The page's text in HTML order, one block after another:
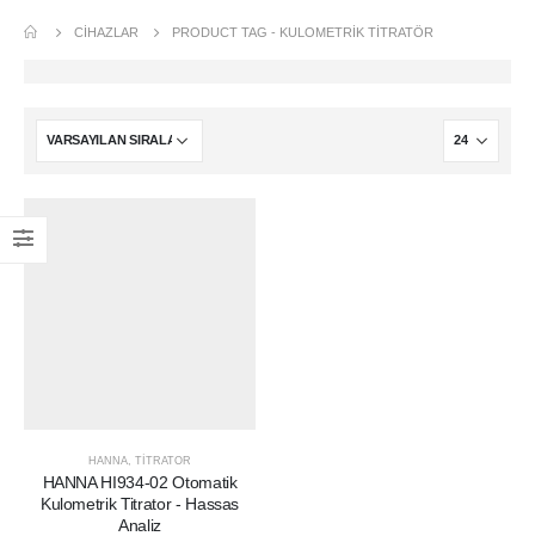
CIHAZLAR PRODUCT TAG - KULOMETRIK TITRATÖR
HANNA TITRATOR
HANNA HI934-02 Otomatik
Kulometrik Titrator - Hassas
Analiz